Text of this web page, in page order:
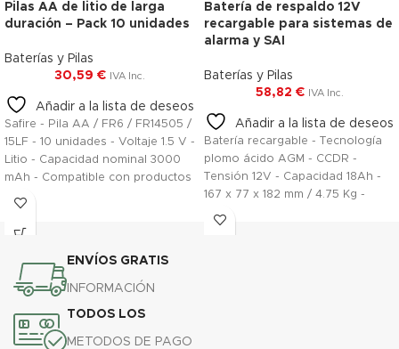
Pilas AA de litio de larga
duración – Pack 10 unidades
Baterías y Pilas
30,59 € IVA Inc.
Añadir a la lista de deseos
Safire - Pila AA / FR6 / FR14505 /
15LF - 10 unidades - Voltaje 1.5 V -
Litio - Capacidad nominal 3000
mAh - Compatible con productos
del catálogo
Batería de respaldo 12V
recargable para sistemas de
alarma y SAI
Baterías y Pilas
58,82 € IVA Inc.
Añadir a la lista de deseos
Batería recargable - Tecnología
plomo ácido AGM - CCDR -
Tensión 12V - Capacidad 18Ah -
167 x 77 x 182 mm / 4.75 Kg -
Para respaldo o uso directo
ENVÍOS GRATIS
INFORMACIÓN
TODOS LOS
METODOS DE PAGO